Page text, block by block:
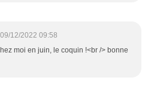
09/12/2022 09:58
moi en juin, le coquin !<br /> bonne